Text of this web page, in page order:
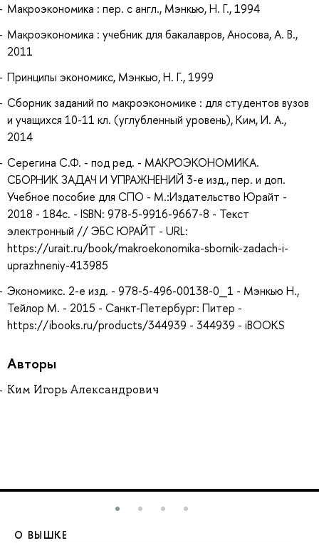
Макроэкономика : пер. с англ., Мэнкью, Н. Г., 1994
Макроэкономика : учебник для бакалавров, Аносова, А. В.,
2011
Принципы экономикс, Мэнкью, Н. Г., 1999
Сборник заданий по макроэкономике : для студентов вузов
и учащихся 10-11 кл. (углубленный уровень), Ким, И. А.,
2014
Серегина С.Ф. - под ред. - МАКРОЭКОНОМИКА.
СБОРНИК ЗАДАЧ И УПРАЖНЕНИЙ 3-е изд., пер. и доп.
Учебное пособие для СПО - М.:Издательство Юрайт -
2018 - 184с. - ISBN: 978-5-9916-9667-8 - Текст
электронный // ЭБС ЮРАЙТ - URL:
https://urait.ru/book/makroekonomika-sbornik-zadach-i-
uprazhneniy-413985
Экономикс. 2-е изд. - 978-5-496-00138-0_1 - Мэнкью Н.,
Тейлор М. - 2015 - Санкт-Петербург: Питер -
https://ibooks.ru/products/344939 - 344939 - iBOOKS
Авторы
Ким Игорь Александрович
О ВЫШКЕ